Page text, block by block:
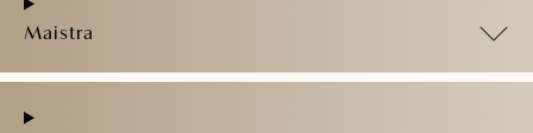
Maistra